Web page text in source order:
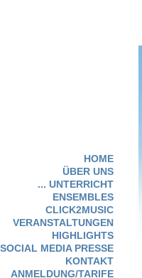
HOME
ÜBER UNS
... UNTERRICHT
ENSEMBLES
CLICK2MUSIC
VERANSTALTUNGEN
HIGHLIGHTS
SOCIAL MEDIA PRESSE
KONTAKT
ANMELDUNG/TARIFE